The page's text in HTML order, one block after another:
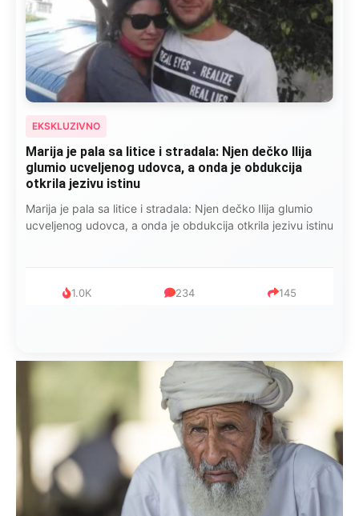
EKSKLUZIVNO
Marija je pala sa litice i stradala: Njen dečko Ilija
glumio ucveljenog udovca, a onda je obdukcija
otkrila jezivu istinu
Marija je pala sa litice i stradala: Njen dečko Ilija glumio
ucveljenog udovca, a onda je obdukcija otkrila jezivu istinu
1.0K 234 145